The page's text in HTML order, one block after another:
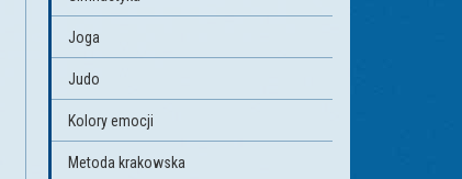
Joga
Judo
Kolory emocji
Metoda krakowska